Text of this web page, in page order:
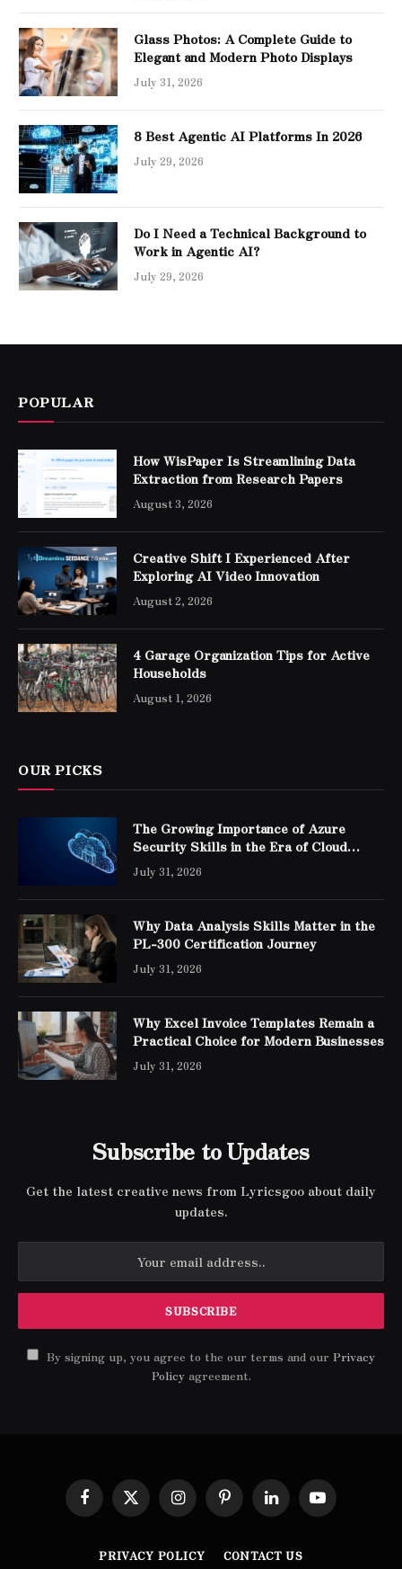
Glass Photos: A Complete Guide to
Elegant and Modern Photo Displays
July 31, 2026
8 Best Agentic AI Platforms In 2026
July 29, 2026
Do I Need a Technical Background to
Work in Agentic AI?
July 29, 2026
POPULAR
How WisPaper Is Streamlining Data
Extraction from Research Papers
August 3, 2026
Creative Shift I Experienced After
Exploring AI Video Innovation
August 2, 2026
4 Garage Organization Tips for Active
Households
August 1, 2026
OUR PICKS
The Growing Importance of Azure
Security Skills in the Era of Cloud
Computing
July 31, 2026
Why Data Analysis Skills Matter in the
PL-300 Certification Journey
July 31, 2026
Why Excel Invoice Templates Remain a
Practical Choice for Modern Businesses
July 31, 2026
Subscribe to Updates
Get the latest creative news from Lyricsgoo about daily
updates.
By signing up, you agree to the our terms and our Privacy
Policyagreement.
Facebook
X
(Twitter)
InstagramPinterestLinkedInYouTube
PRIVACY POLICY CONTACT US